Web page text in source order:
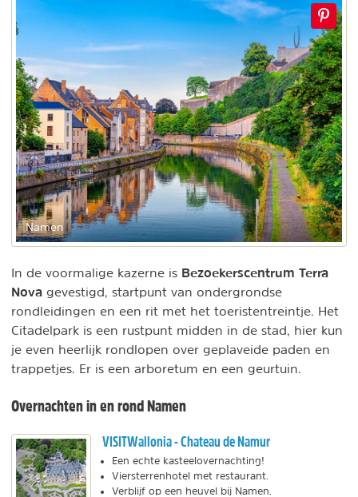
Namen
In de voormalige kazerne is Bezoekerscentrum Terra
Nova gevestigd, startpunt van ondergrondse
rondleidingen en een rit met het toeristentreintje. Het
Citadelpark is een rustpunt midden in de stad, hier kun
je even heerlijk rondlopen over geplaveide paden en
trappetjes. Er is een arboretum en een geurtuin.
Overnachten in en rond Namen
VISITWallonia - Chateau de Namur
Een echte kasteelovernachting!
Viersterrenhotel met restaurant.
Verblijf op een heuvel bij Namen.